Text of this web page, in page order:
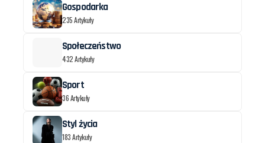
Gospodarka
235 Artykuły
Społeczeństwo
432 Artykuły
Sport
36 Artykuły
Styl życia
183 Artykuły